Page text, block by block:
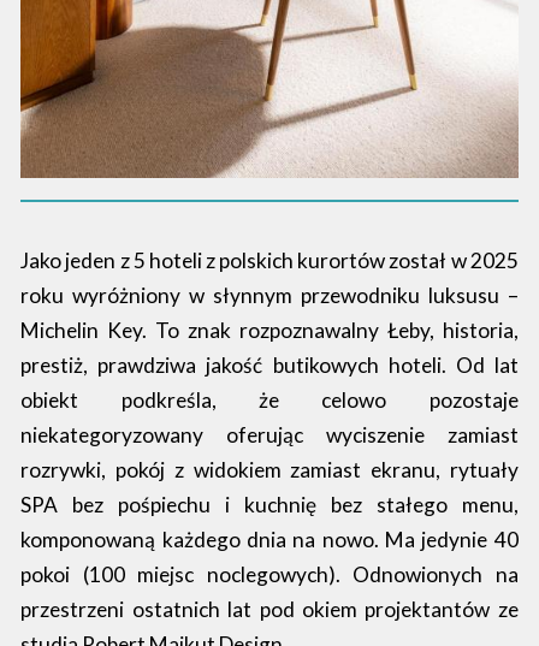
Jako jeden z 5 hoteli z polskich kurortów został w 2025
roku wyróżniony w słynnym przewodniku luksusu –
Michelin Key. To znak rozpoznawalny Łeby, historia,
prestiż, prawdziwa jakość butikowych hoteli. Od lat
obiekt podkreśla, że celowo pozostaje
niekategoryzowany oferując wyciszenie zamiast
rozrywki, pokój z widokiem zamiast ekranu, rytuały
SPA bez pośpiechu i kuchnię bez stałego menu,
komponowaną każdego dnia na nowo. Ma jedynie 40
pokoi (100 miejsc noclegowych). Odnowionych na
przestrzeni ostatnich lat pod okiem projektantów ze